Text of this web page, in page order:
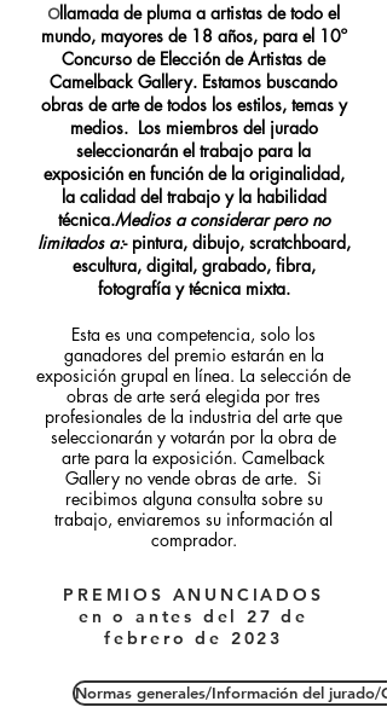
Ollamada de pluma a artistas de todo el
mundo, mayores de 18 años, para el 10º
Concurso de Elección de Artistas de
Camelback Gallery. Estamos buscando
obras de arte de todos los estilos, temas y
medios. Los miembros del jurado
seleccionarán el trabajo para la
exposición en función de la originalidad,
la calidad del trabajo y la habilidad
técnica.Medios a considerar pero no
limitados a:- pintura, dibujo, scratchboard,
escultura, digital, grabado, fibra,
fotografía y técnica mixta.
Esta es una competencia, solo los
ganadores del premio estarán en la
exposición grupal en línea. La selección de
obras de arte será elegida por tres
profesionales de la industria del arte que
seleccionarán y votarán por la obra de
arte para la exposición. Camelback
Gallery no vende obras de arte. Si
recibimos alguna consulta sobre su
trabajo, enviaremos su información al
comprador.
PREMIOS ANUNCIADOS
en o antes del 27 de
febrero de 2023
Normas generales/Información del jurado/